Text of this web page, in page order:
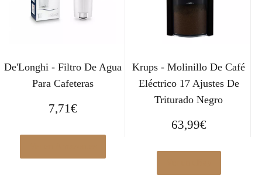
De'Longhi - Filtro De Agua
Para Cafeteras
7,71€
Krups - Molinillo De Café
Eléctrico 17 Ajustes De
Triturado Negro
63,99€